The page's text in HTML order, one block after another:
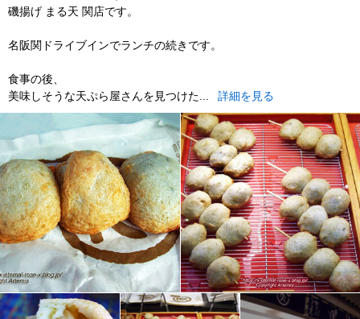
磯揚げ まる天 関店です。
名阪関ドライブインでランチの続きです。
食事の後、
美味しそうな天ぷら屋さんを見つけた...
詳細を見る